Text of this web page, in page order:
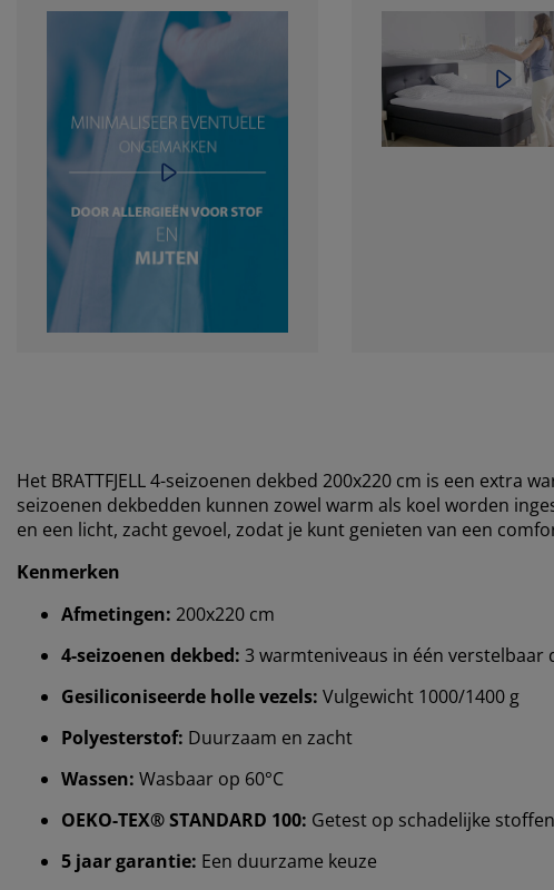
Het BRATTFJELL 4-seizoenen dekbed 200x220 cm is een
seizoenen dekbedden kunnen zowel warm als koel worden
en een licht, zacht gevoel, zodat je kunt genieten van een
Kenmerken
Afmetingen: 200x220 cm
4-seizoenen dekbed: 3 warmteniveaus in één verstelbaar
Gesiliconiseerde holle vezels: Vulgewicht 1000/1400 g
Polyesterstof: Duurzaam en zacht
Wassen: Wasbaar op 60°C
OEKO-TEX® STANDARD 100: Getest op schadelijke stoffen
5 jaar garantie: Een duurzame keuze